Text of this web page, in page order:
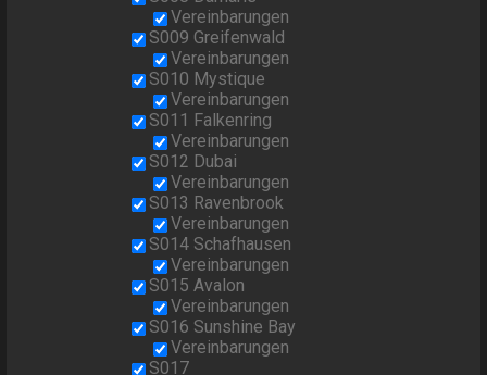
Vereinbarungen
S009 Greifenwald
Vereinbarungen
S010 Mystique
Vereinbarungen
S011 Falkenring
Vereinbarungen
S012 Dubai
Vereinbarungen
S013 Ravenbrook
Vereinbarungen
S014 Schafhausen
Vereinbarungen
S015 Avalon
Vereinbarungen
S016 Sunshine Bay
Vereinbarungen
S017